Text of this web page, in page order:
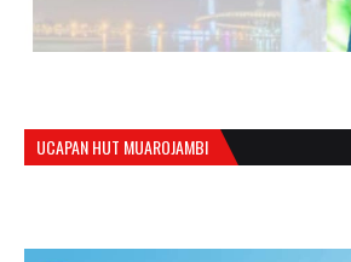
UCAPAN HUT MUAROJAMBI